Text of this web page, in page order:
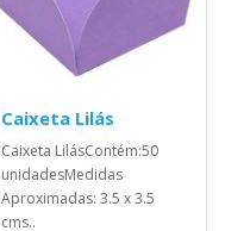
Caixeta Lilás
Caixeta LilásContém:50
unidadesMedidas
Aproximadas: 3.5 x 3.5
cms..